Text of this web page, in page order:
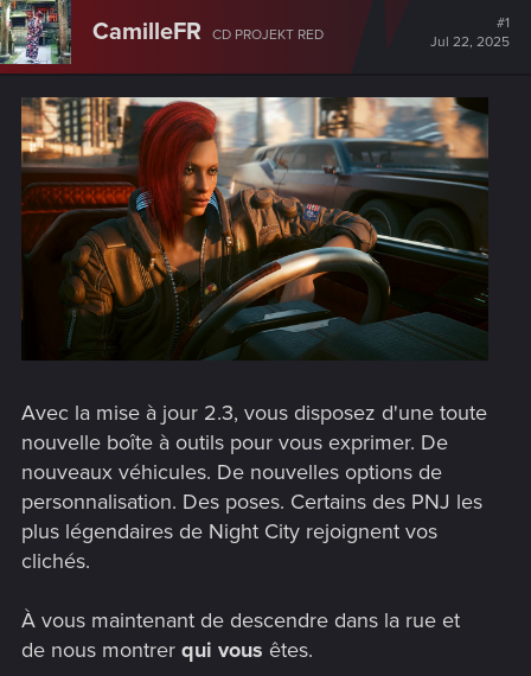
CamilleFR CD PROJEKT RED
#1
Jul 22, 2025
Avec la mise à jour 2.3, vous disposez d'une toute
nouvelle boîte à outils pour vous exprimer. De
nouveaux véhicules. De nouvelles options de
personnalisation. Des poses. Certains des PNJ les
plus légendaires de Night City rejoignent vos
clichés.
À vous maintenant de descendre dans la rue et
de nous montrer qui vous êtes.